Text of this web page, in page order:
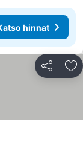
hinnat
Jaa